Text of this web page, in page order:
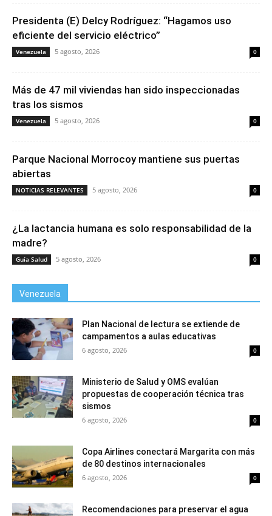
Presidenta (E) Delcy Rodríguez: “Hagamos uso
eficiente del servicio eléctrico”
Venezuela 5 agosto, 2026 0
Más de 47 mil viviendas han sido inspeccionadas
tras los sismos
Venezuela 5 agosto, 2026 0
Parque Nacional Morrocoy mantiene sus puertas
abiertas
NOTICIAS RELEVANTES 5 agosto, 2026 0
¿La lactancia humana es solo responsabilidad de la
madre?
Guía Salud 5 agosto, 2026 0
Venezuela
Plan Nacional de lectura se extiende de
campamentos a aulas educativas
6 agosto, 2026 0
Ministerio de Salud y OMS evalúan
propuestas de cooperación técnica tras
sismos
6 agosto, 2026 0
Copa Airlines conectará Margarita con más
de 80 destinos internacionales
6 agosto, 2026 0
Recomendaciones para preservar el agua